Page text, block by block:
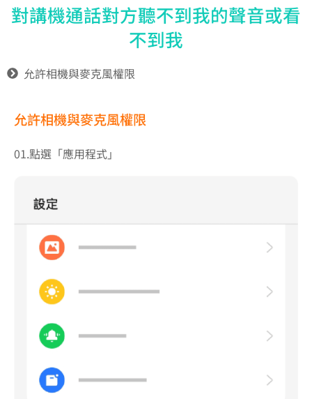
對講機通話對方聽不到我的聲音或看
不到我
允許相機與麥克風權限
允許相機與麥克風權限
01.點選「應用程式」